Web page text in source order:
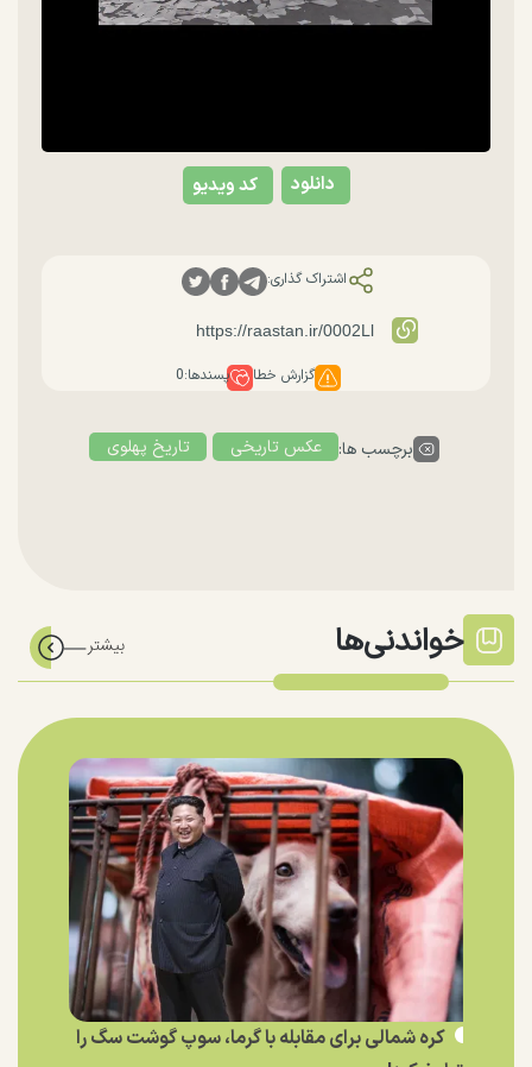
کد ویدیو دانلود
اشتراک گذاری:
گزارش خطا پسندها:0
برچسب ها: عکس تاریخی تاریخ پهلوی
خواندنی‌ها
کره شمالی برای مقابله با گرما، سوپ گوشت سگ را